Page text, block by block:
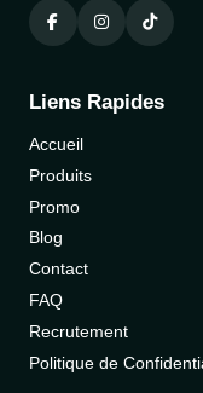
Liens Rapides
Accueil
Produits
Promo
Blog
Contact
FAQ
Recrutement
Politique de